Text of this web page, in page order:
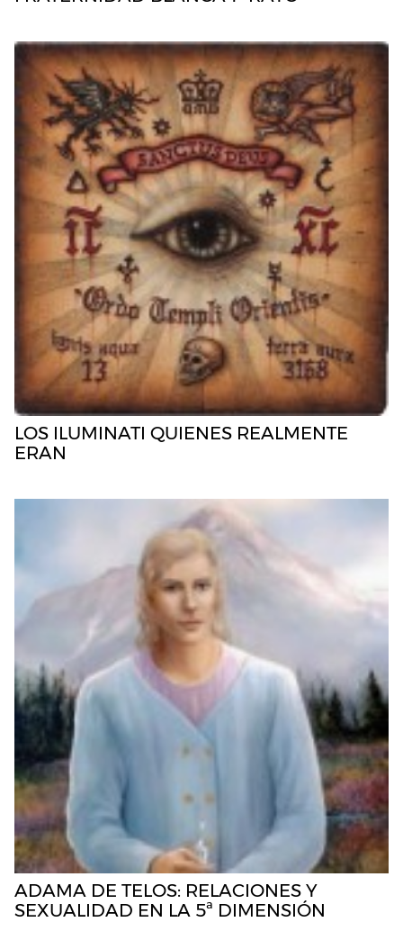
LOS ILUMINATI QUIENES REALMENTE
ERAN
ADAMA DE TELOS: RELACIONES Y
SEXUALIDAD EN LA 5ª DIMENSIÓN